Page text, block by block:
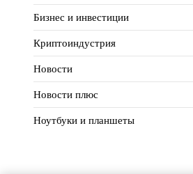
Бизнес и инвестиции
Криптоиндустрия
Новости
Новости плюс
Ноутбуки и планшеты